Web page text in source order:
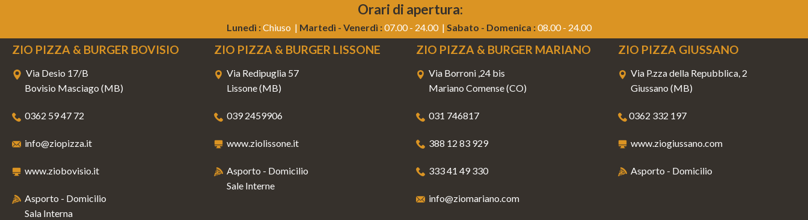
Orari di apertura:
Lunedì :Chiuso | Martedì - Venerdì :07.00 - 24.00 | Sabato - Domenica :08.00 - 24.00
ZIO PIZZA & BURGER BOVISIO
Via Desio 17/B
Bovisio Masciago (MB)
0362 59 47 72
info@ziopizza.it
www.ziobovisio.it
Asporto - Domicilio
Sala Interna
ZIO PIZZA & BURGER LISSONE
Via Redipuglia 57
Lissone (MB)
039 2459906
www.ziolissone.it
Asporto - Domicilio
Sale Interne
ZIO PIZZA & BURGER MARIANO
Via Borroni ,24 bis
Mariano Comense (CO)
031 746817
388 12 83 929
333 41 49 330
info@ziomariano.com
ZIO PIZZA GIUSSANO
Via P.zza della Repubblica, 2
Giussano (MB)
0362 332 197
www.ziogiussano.com
Asporto - Domicilio